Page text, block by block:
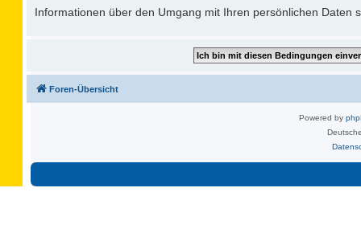
Informationen über den Umgang mit Ihren persönlichen Daten
Foren-Übersicht
Powered by